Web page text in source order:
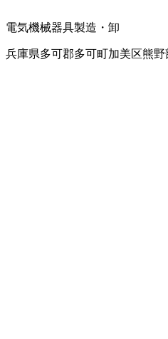
電気機械器具製造・卸
兵庫県多可郡多可町加美区熊野